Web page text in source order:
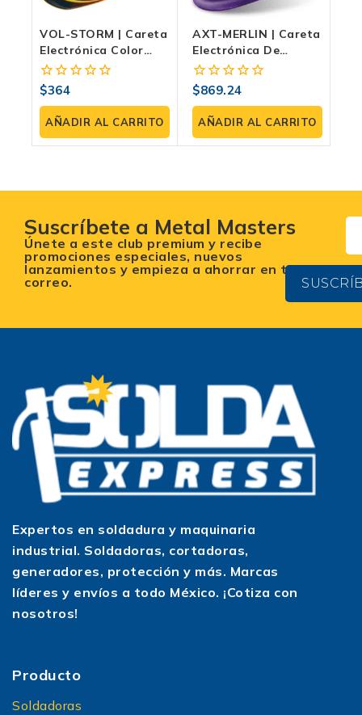
VOL-STORM | Careta
Electrónica Color
Visión DIN 9–13, 2
Sensores Y Modo
Esmeril Para
Soldador Profesional
0
fuera
de
5
$364
AÑADIR AL CARRITO
AXT-MERLIN | Careta
Electrónica De
Sombra Variable DIN
5–8 / 9–13, 4
Sensores, Visor
100×83 Mm Y Modo
0
fuera
de
5
$869.24
AÑADIR AL CARRITO
Suscríbete a Metal Masters
Únete a este club premium y recibe
promociones especiales, nuevos
lanzamientos y empieza a ahorrar en tu
correo.
Expertos en soldadura y maquinaria
industrial. Soldadoras, cortadoras,
generadores, protección y más. Marcas
líderes y envíos a todo México. ¡Cotiza con
nosotros!
Producto
Soldadoras